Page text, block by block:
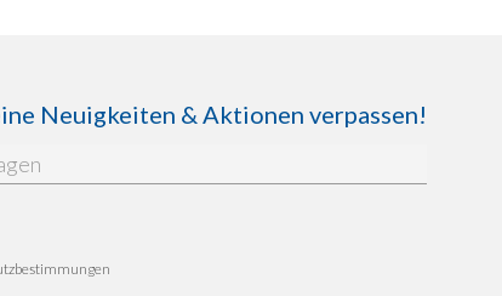
Neuigkeiten & Aktionen verpassen!